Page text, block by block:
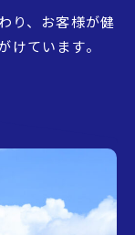
り、お客様が健
けています。